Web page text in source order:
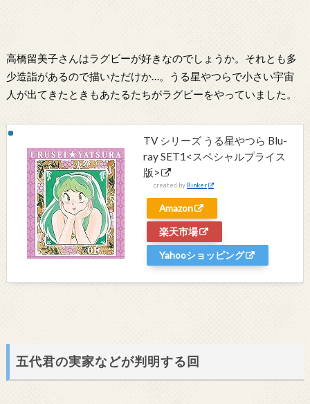
高橋留美子さんはラグビーが好きなのでしょうか。それとも多
少造詣があるので描いただけか…。うる星やつらで小さい宇宙
人が出てきたときもあたるたちがラグビーをやっていました。
TV シリーズ うる星やつら Blu-
ray SET1<スペシャルプライス
版>
created by Rinker
Amazon
楽天市場
Yahooショッピング
五代君の実家などが判明する回